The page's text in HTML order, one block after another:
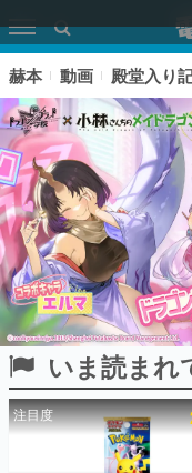
ピックア
電ファミのいま読ま
赫本 動画 殿堂入り
いま読まれ
注目度